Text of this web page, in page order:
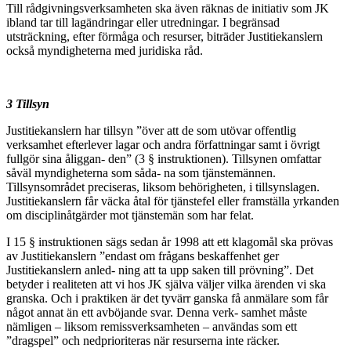
Till rådgivningsverksamheten ska även räknas de initiativ som JK
ibland tar till lagändringar eller utredningar. I begränsad
utsträckning, efter förmåga och resurser, biträder Justitiekanslern
också myndigheterna med juridiska råd.
3 Tillsyn
Justitiekanslern har tillsyn ”över att de som utövar offentlig
verksamhet efterlever lagar och andra författningar samt i övrigt
fullgör sina åliggan- den” (3 § instruktionen). Tillsynen omfattar
såväl myndigheterna som såda- na som tjänstemännen.
Tillsynsområdet preciseras, liksom behörigheten, i tillsynslagen.
Justitiekanslern får väcka åtal för tjänstefel eller framställa yrkanden
om disciplinåtgärder mot tjänstemän som har felat.
I 15 § instruktionen sägs sedan år 1998 att ett klagomål ska prövas
av Justitiekanslern ”endast om frågans beskaffenhet ger
Justitiekanslern anled- ning att ta upp saken till prövning”. Det
betyder i realiteten att vi hos JK själva väljer vilka ärenden vi ska
granska. Och i praktiken är det tyvärr ganska få anmälare som får
något annat än ett avböjande svar. Denna verk- samhet måste
nämligen – liksom remissverksamheten – användas som ett
”dragspel” och nedprioriteras när resurserna inte räcker.